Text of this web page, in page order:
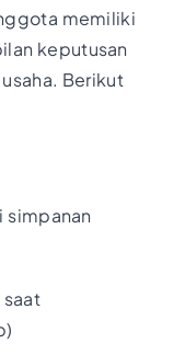
memiliki
keputusan
Berikut
simpanan